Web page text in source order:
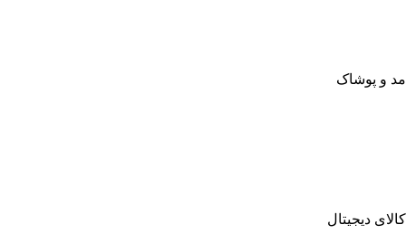
مد و پوشاک
کالای دیجیتال